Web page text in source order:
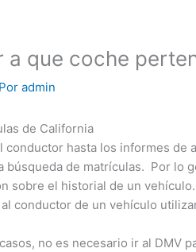
a que coche
admin
de California
conductor hasta los informes de
búsqueda de matrículas. Por lo
sobre el historial de un
conductor de un vehículo
no es necesario ir al DMV